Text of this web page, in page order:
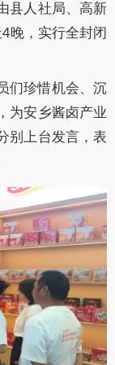
县人社局、高新
晚，实行全封闭
们珍惜机会、沉
为安乡酱卤产业
别上台发言，表